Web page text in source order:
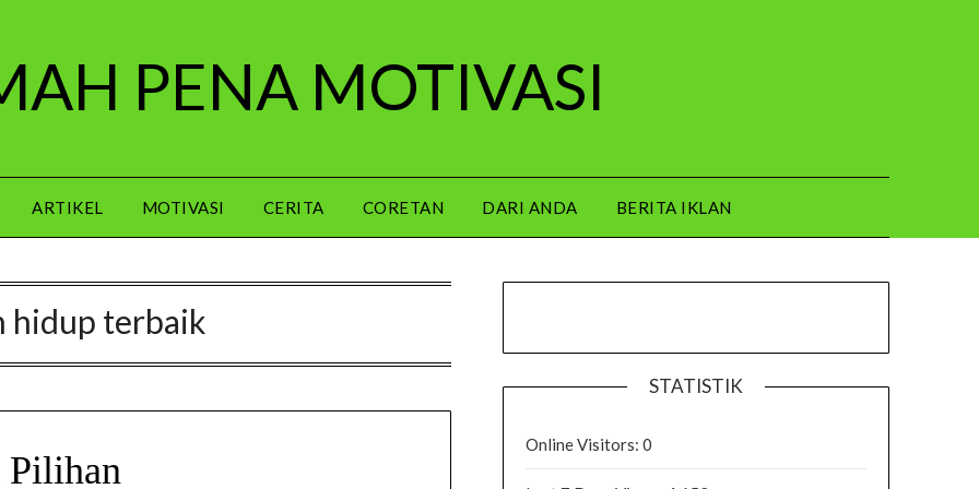
PENA MOTIVASI
ARTIKEL MOTIVASI CERITA CORETAN DARI ANDA BERITA IKLAN
hidup terbaik
Pilihan
STATISTIK
Online Visitors: 0